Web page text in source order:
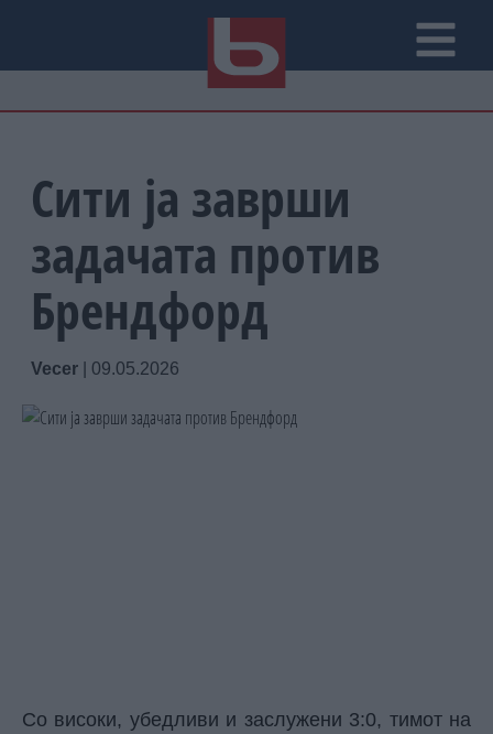
Сити ја заврши
задачата против
Брендфорд
Vecer 09.05.2026
Со високи, убедливи и заслужени 3:0, тимот на